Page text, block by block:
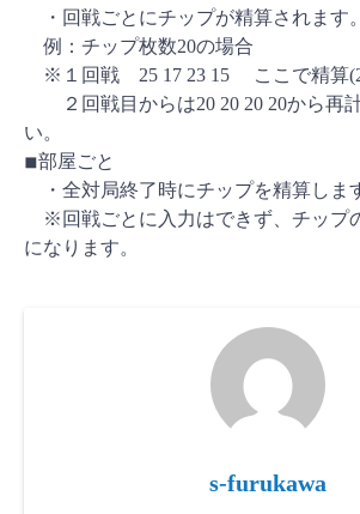
・回戦ごとにチップが精算されます。
例：チップ枚数20の場合
※１回戦 25 17 23 15 ここで精算
２回戦目からは20 20 20 20から再
い。
◾︎部屋ごと
・全対局終了時にチップを精算しま
※回戦ごとに入力はできず、チップ
になります。
s-furukawa